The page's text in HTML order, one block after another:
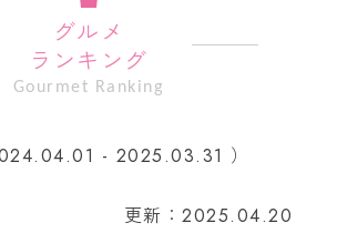
グルメ
ランキング
Gourmet Ranking
- 2025.03.31 ）
更新：2025.04.20